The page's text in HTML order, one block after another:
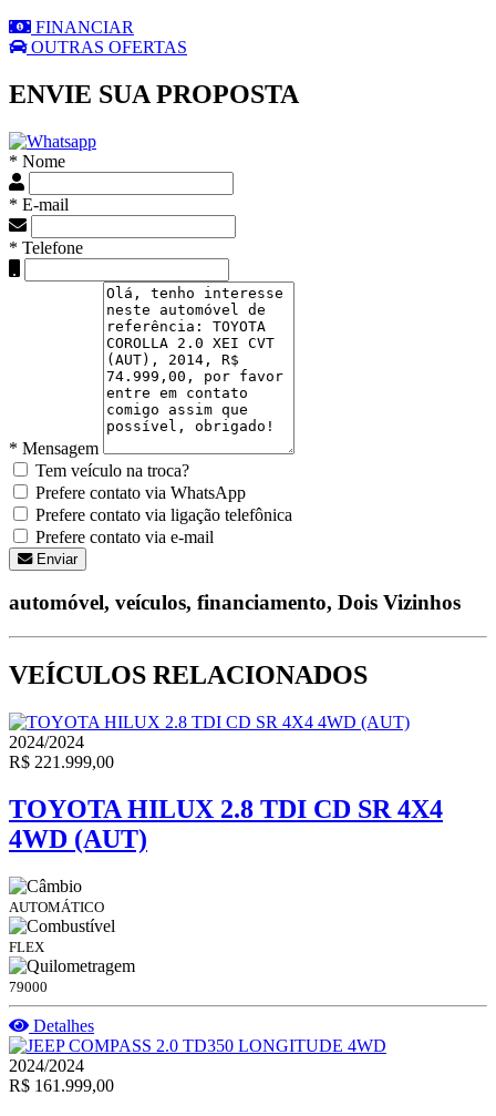
FINANCIAR
OUTRAS OFERTAS
ENVIE SUA PROPOSTA
* Nome
* E-mail
* Telefone
* Mensagem
Tem veículo na troca?
Prefere contato via WhatsApp
Prefere contato via ligação telefônica
Prefere contato via e-mail
Enviar
automóvel, veículos, financiamento, Dois Vizinhos
VEÍCULOS RELACIONADOS
2024/2024
R$ 221.999,00
TOYOTA HILUX 2.8 TDI CD SR 4X4
4WD (AUT)
AUTOMÁTICO
FLEX
79000
Detalhes
2024/2024
R$ 161.999,00